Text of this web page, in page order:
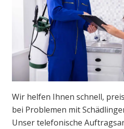
Wir helfen Ihnen schnell,
bei Problemen mit
Unser telefonische Auftragsannahme ist 24 Stunden